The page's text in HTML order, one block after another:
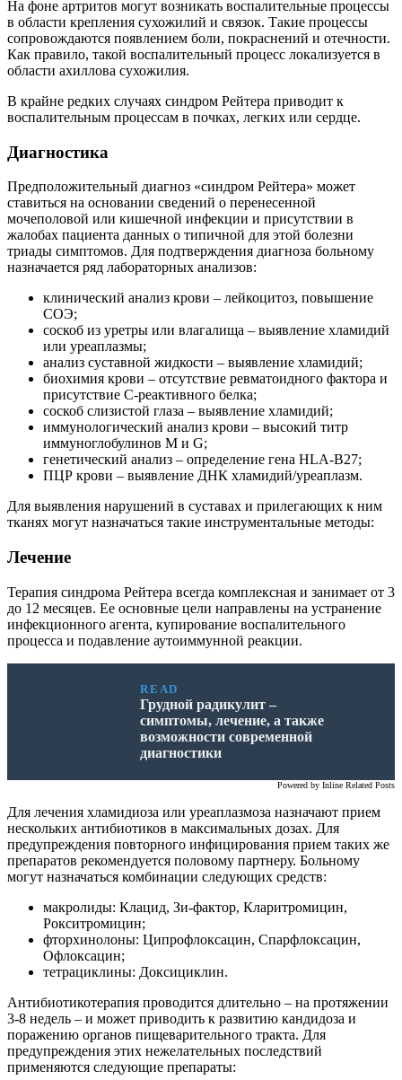
На фоне артритов могут возникать воспалительные процессы
в области крепления сухожилий и связок. Такие процессы
сопровождаются появлением боли, покраснений и отечности.
Как правило, такой воспалительный процесс локализуется в
области ахиллова сухожилия.
В крайне редких случаях синдром Рейтера приводит к
воспалительным процессам в почках, легких или сердце.
Диагностика
Предположительный диагноз «синдром Рейтера» может
ставиться на основании сведений о перенесенной
мочеполовой или кишечной инфекции и присутствии в
жалобах пациента данных о типичной для этой болезни
триады симптомов. Для подтверждения диагноза больному
назначается ряд лабораторных анализов:
клинический анализ крови – лейкоцитоз, повышение
СОЭ;
соскоб из уретры или влагалища – выявление хламидий
или уреаплазмы;
анализ суставной жидкости – выявление хламидий;
биохимия крови – отсутствие ревматоидного фактора и
присутствие С-реактивного белка;
соскоб слизистой глаза – выявление хламидий;
иммунологический анализ крови – высокий титр
иммуноглобулинов М и G;
генетический анализ – определение гена HLA-B27;
ПЦР крови – выявление ДНК хламидий/уреаплазм.
Для выявления нарушений в суставах и прилегающих к ним
тканях могут назначаться такие инструментальные методы:
Лечение
Терапия синдрома Рейтера всегда комплексная и занимает от 3
до 12 месяцев. Ее основные цели направлены на устранение
инфекционного агента, купирование воспалительного
процесса и подавление аутоиммунной реакции.
READ
Грудной радикулит –
симптомы, лечение, а также
возможности современной
диагностики
Powered by Inline Related Posts
Для лечения хламидиоза или уреаплазмоза назначают прием
нескольких антибиотиков в максимальных дозах. Для
предупреждения повторного инфицирования прием таких же
препаратов рекомендуется половому партнеру. Больному
могут назначаться комбинации следующих средств:
макролиды: Клацид, Зи-фактор, Кларитромицин,
Рокситромицин;
фторхинолоны: Ципрофлоксацин, Спарфлоксацин,
Офлоксацин;
тетрациклины: Доксициклин.
Антибиотикотерапия проводится длительно – на протяжении
3-8 недель – и может приводить к развитию кандидоза и
поражению органов пищеварительного тракта. Для
предупреждения этих нежелательных последствий
применяются следующие препараты: